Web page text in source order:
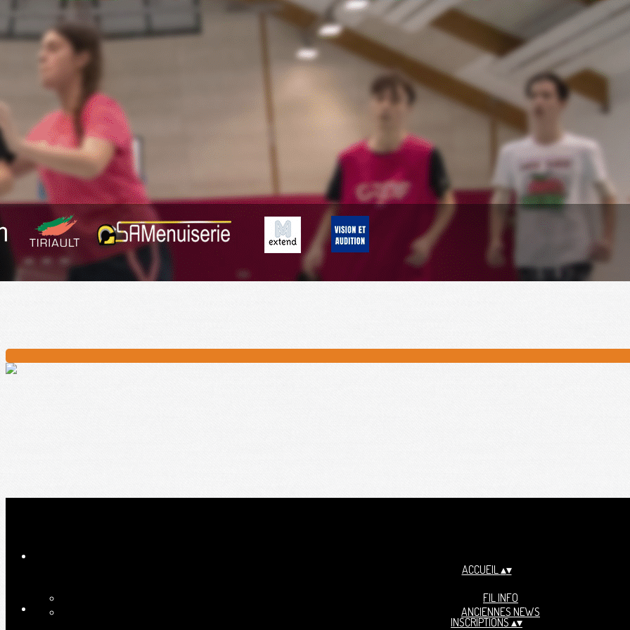
Exporter les lignes sélectionnées
Exporter toutes les colonnes
Exporter uniquement les colonnes affichées
>
Planning
Derniers Résultats
Résumé des matchs
?>
Images de la page d'accueil
Cliquez pour éditer
ACCUEIL▴▾
FIL INFO
ANCIENNES NEWS
INSCRIPTIONS ▴▾